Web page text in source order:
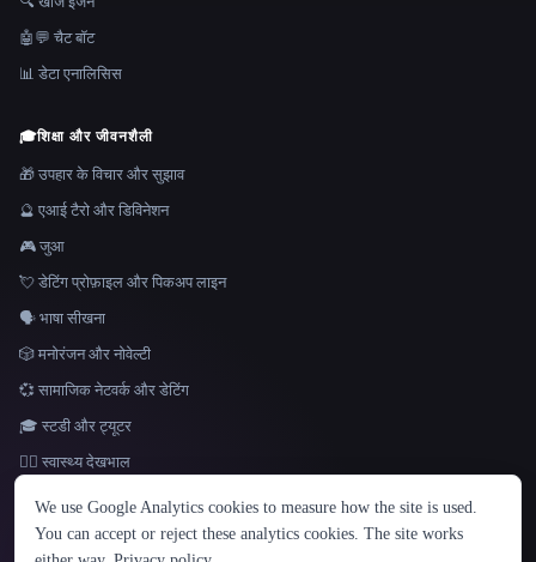
भाषा
English español Français Русский 简体中文
Hindi
🤖💬 चैट बॉट
📊 डेटा एनालिसिस
🎓शिक्षा और जीवनशैली
🎁 उपहार के विचार और सुझाव
🔮 एआई टैरो और डिविनेशन
🎮 जुआ
💘 डेटिंग प्रोफ़ाइल और पिकअप लाइन
🗣️ भाषा सीखना
🎲 मनोरंजन और नोवेल्टी
💞 सामाजिक नेटवर्क और डेटिंग
🎓 स्टडी और ट्यूटर
👩‍⚕️ स्वास्थ्य देखभाल
We use Google Analytics cookies to measure how the site is used.
You can accept or reject these analytics cookies. The site works